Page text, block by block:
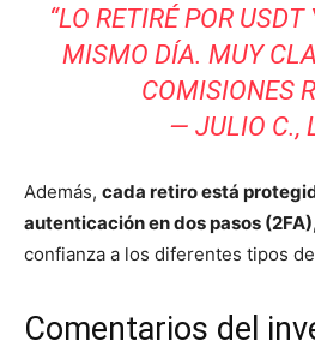
“LO RETIRÉ POR
MISMO DÍA. MUY
COMISIONES
— JULIO C.,
Además, cada retiro está
autenticación en dos pasos
confianza a los diferentes tipos
Comentarios del